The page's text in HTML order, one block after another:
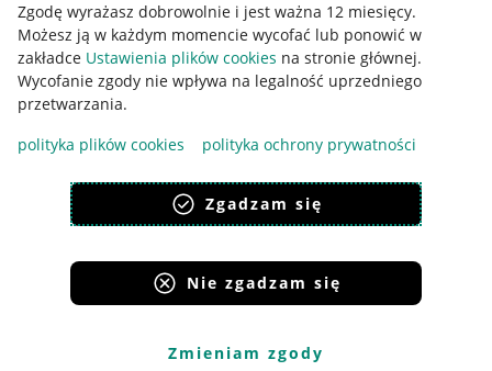
Zgodę wyrażasz dobrowolnie i jest ważna 12 miesięcy.
Możesz ją w każdym momencie wycofać lub ponowić w
zakładce Ustawienia plików cookies na stronie głównej.
Wycofanie zgody nie wpływa na legalność uprzedniego
przetwarzania.
polityka plików cookies
polityka ochrony prywatności
Zgadzam się
Nie zgadzam się
Zmieniam zgody
Pobierz aplikację
Korzystanie z serwisu oznacza akceptacjęregulaminu